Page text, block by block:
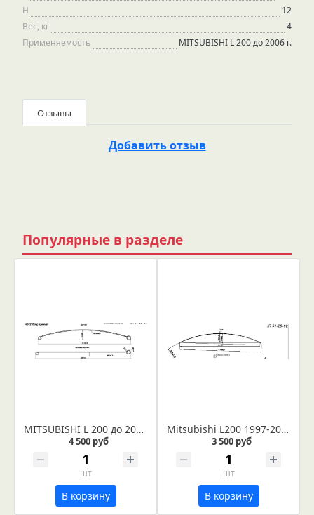
H
12
Вес, кг
4
Применяемость
MITSUBISHI L 200 до 2006 г.
Отзывы
Добавить отзыв
Популярные в разделе
MITSUBISHI L 200 до 2006г. рессора задняя лист №1 (Арт. IR 01-03-01)
4 500 руб
шт
В корзину
Mitsubishi L200 1997-2007 гг рессора задняя 6-ти листовая, лист №2 (Арт. IR 01-25-02)
3 500 руб
шт
В корзину